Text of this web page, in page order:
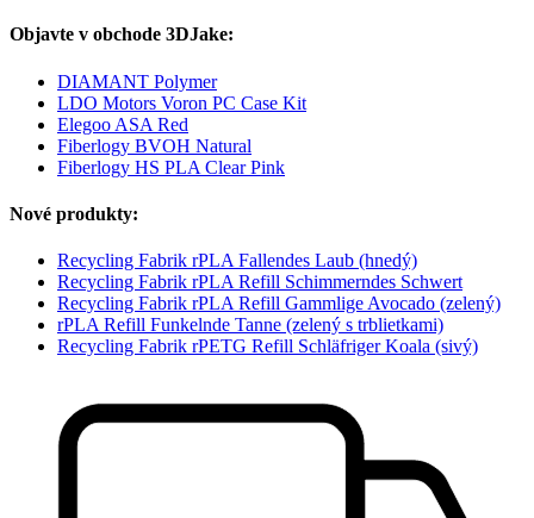
Objavte v obchode 3DJake:
DIAMANT Polymer
LDO Motors Voron PC Case Kit
Elegoo ASA Red
Fiberlogy BVOH Natural
Fiberlogy HS PLA Clear Pink
Nové produkty:
Recycling Fabrik rPLA Fallendes Laub (hnedý)
Recycling Fabrik rPLA Refill Schimmerndes Schwert
Recycling Fabrik rPLA Refill Gammlige Avocado (zelený)
rPLA Refill Funkelnde Tanne (zelený s trblietkami)
Recycling Fabrik rPETG Refill Schläfriger Koala (sivý)